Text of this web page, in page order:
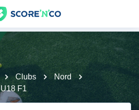
Clubs
Nord
U18 F1